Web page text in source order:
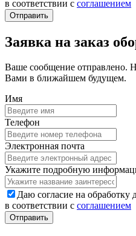
в соответствии с соглашением
Заявка на заказ
Ваше сообщение отправлено.
Вами в ближайшем будущем.
Имя
Телефон
Электронная почта
Укажите подробную
Даю согласие на обработку
в соответствии с соглашением